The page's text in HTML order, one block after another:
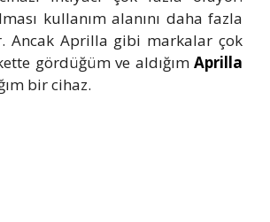
kullanım alanını daha fazla
Ancak Aprilla gibi markalar çok
gördüğüm ve aldığım Aprilla
bir cihaz.